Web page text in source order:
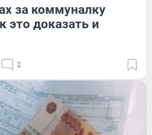
за коммуналку
это доказать и
2